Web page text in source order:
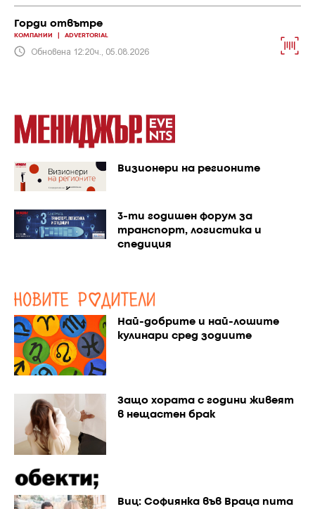
Горди отвътре
КОМПАНИИ ADVERTORIAL
Обновена 12:20ч., 05.08.2026
Визионери на регионите
3-ти годишен форум за
транспорт, логистика и
спедиция
Най-добрите и най-лошите
кулинари сред зодиите
Защо хората с години живеят
в нещастен брак
Виц: Софиянка във Враца пита